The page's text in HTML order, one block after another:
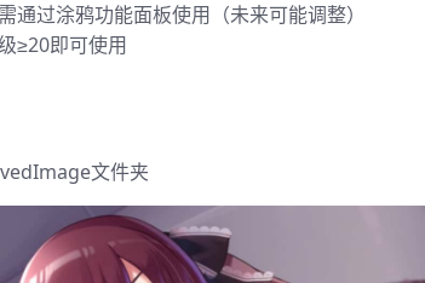
过涂鸦功能面板使用（未来可能调整）
≥20即可使用
文件夹